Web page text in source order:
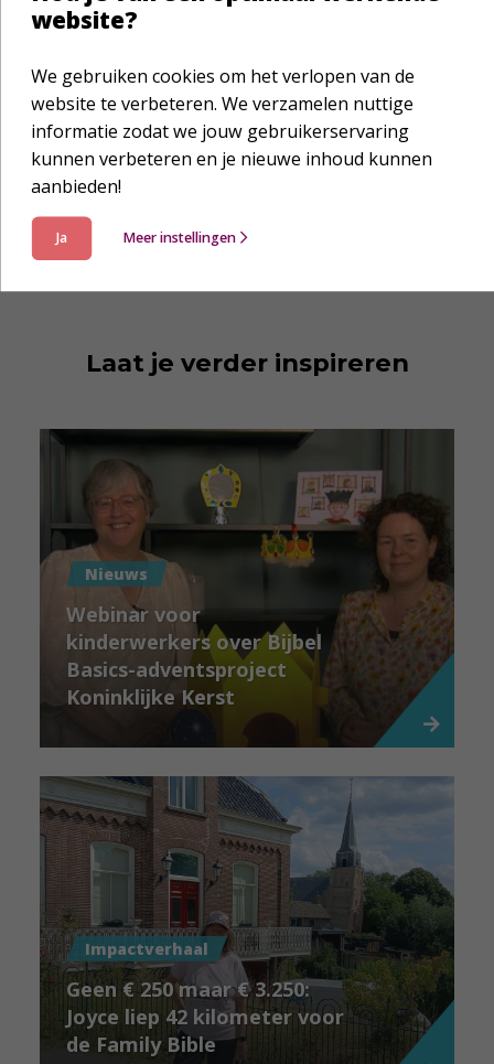
debijbel.nl & Mijn Bijbel
Was dit interessant of nuttig? Deel dit
bericht met je netwerk!
Laat je verder inspireren
Nieuws
Webinar voor
kinderwerkers over Bijbel
Basics-adventsproject
Koninklijke Kerst
Impactverhaal
Geen € 250 maar € 3.250:
Joyce liep 42 kilometer voor
de Family Bible
website?
We gebruiken cookies om het verlopen van de
website te verbeteren. We verzamelen nuttige
informatie zodat we jouw gebruikerservaring
kunnen verbeteren en je nieuwe inhoud kunnen
aanbieden!
Ja Meer instellingen